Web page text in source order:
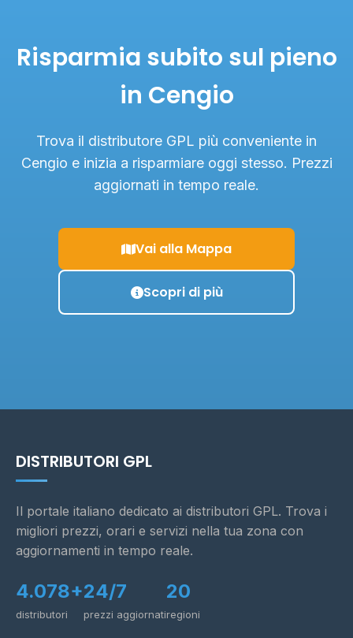
Risparmia subito sul pieno
in Cengio
Trova il distributore GPL più conveniente in
Cengio e inizia a risparmiare oggi stesso. Prezzi
aggiornati in tempo reale.
Vai alla Mappa
Scopri di più
DISTRIBUTORI GPL
Il portale italiano dedicato ai distributori GPL. Trova i
migliori prezzi, orari e servizi nella tua zona con
aggiornamenti in tempo reale.
4.078+
distributori
24/7
prezzi aggiornati
20
regioni